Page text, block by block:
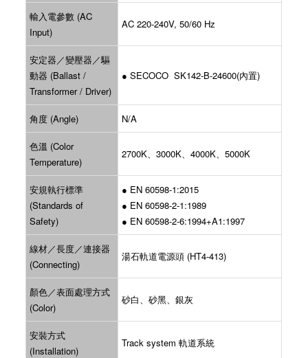
輸入電參數 (AC
Input)
AC 220-240V, 50/60 Hz
安定器／變壓器／驅
動器 (Ballast /
Transformer / Driver)
● SECOCO SK142-B-24600(內置)
角度 (Angle) N/A
色溫 (Color
Temperature)
2700K、3000K、4000K、5000K
安規執行標準
(Standards of
Safety)
● EN 60598-1:2015
● EN 60598-2-1:1989
● EN 60598-2-6:1994+A1:1997
線材／長度／連接器
(Connecting)
湯石軌道電源頭 (HT4-413)
顏色／表面處理方式
(Color)
砂白、砂黑、銀灰
安裝方式
(Installation)
Track system 軌道系統